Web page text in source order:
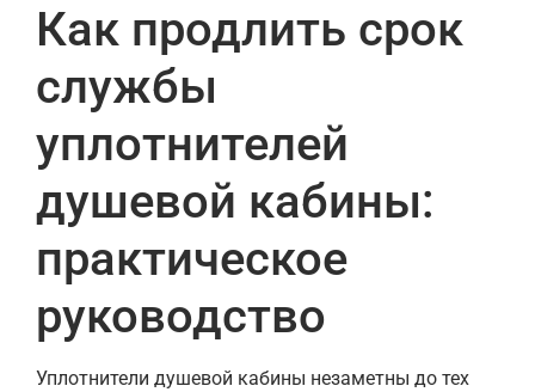
Как продлить срок
службы
уплотнителей
душевой кабины:
практическое
руководство
Уплотнители душевой кабины незаметны до тех